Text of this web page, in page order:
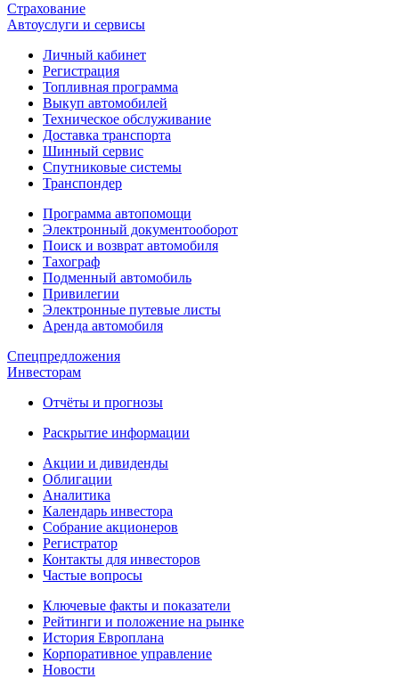
Страхование
Автоуслуги и сервисы
Личный кабинет
Регистрация
Топливная программа
Выкуп автомобилей
Техническое обслуживание
Доставка транспорта
Шинный сервис
Спутниковые системы
Транспондер
Программа автопомощи
Электронный документооборот
Поиск и возврат автомобиля
Тахограф
Подменный автомобиль
Привилегии
Электронные путевые листы
Аренда автомобиля
Спецпредложения
Инвесторам
Отчёты и прогнозы
Раскрытие информации
Акции и дивиденды
Облигации
Аналитика
Календарь инвестора
Собрание акционеров
Регистратор
Контакты для инвесторов
Частые вопросы
Ключевые факты и показатели
Рейтинги и положение на рынке
История Европлана
Корпоративное управление
Новости